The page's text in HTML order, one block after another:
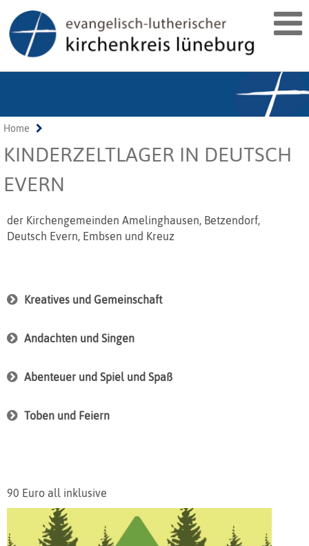
Home
KINDERZELTLAGER IN DEUTSCH
EVERN
der Kirchengemeinden Amelinghausen, Betzendorf,
Deutsch Evern, Embsen und Kreuz
Kreatives und Gemeinschaft
Andachten und Singen
Abenteuer und Spiel und Spaß
Toben und Feiern
90 Euro all inklusive